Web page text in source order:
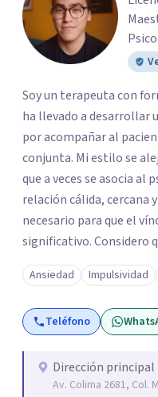
Soy un terapeuta con
ha llevado a desarrollar
por acompañar al
conjunta. Mi estilo se
que a veces se asocia al
relación cálida, cercana
necesario para que el
significativo. Considero
puede sentirse
mirar con honestidad
repite, qué duele, y qué
consultorio hay lugar
escuchada. Si pudiste
mándame un mensaje
Ansiedad Impulsividad
Teléfono
Dirección principal
Av. Colima 2681, Col.